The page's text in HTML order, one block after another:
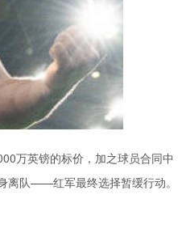
万英镑的标价，加之球员合同中
离队——红军最终选择暂缓行动。